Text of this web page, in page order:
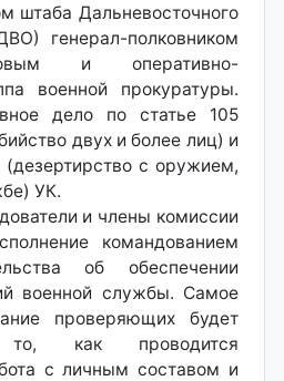
штаба Дальневосточного
генерал-полковником
и оперативно-
военной прокуратуры.
дело по статье 105
двух и более лиц) и
(дезертирство с оружием,
УК.
и члены комиссии
командованием
об обеспечении
военной службы. Самое
проверяющих будет
как проводится
с личным составом и